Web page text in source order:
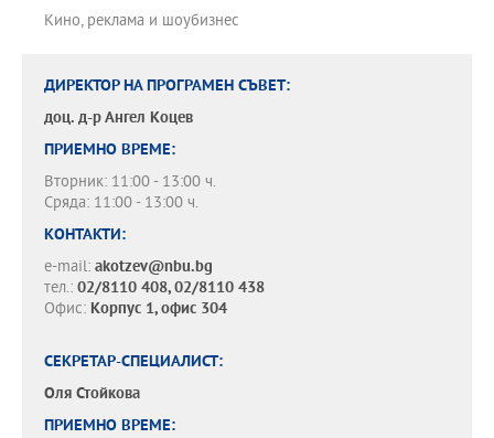
Кино, реклама и шоубизнес
ДИРЕКТОР НА ПРОГРАМЕН СЪВЕТ:
доц. д-рАнгел Коцев
ПРИЕМНО ВРЕМЕ:
Вторник: 11:00 - 13:00 ч.
Сряда: 11:00 - 13:00 ч.
КОНТАКТИ:
e-mail: akotzev@nbu.bg
тел.: 02/8110 408, 02/8110 438
Офис: Корпус 1, офис 304
СЕКРЕТАР-СПЕЦИАЛИСТ:
Оля Стойкова
ПРИЕМНО ВРЕМЕ: